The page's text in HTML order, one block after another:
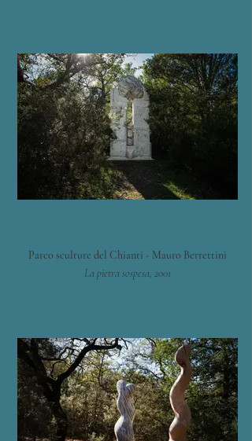
Parco sculture del Chianti - Mauro Berrettini
La pietra sospesa, 2001